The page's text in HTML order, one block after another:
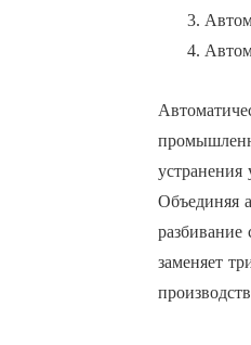
3.
4.
устранения
Объединяя
заменяет